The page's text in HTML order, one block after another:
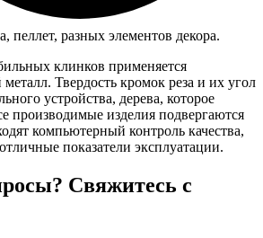
пеллет, разных элементов декора.
клинков применяется
Твердость кромок реза и их угол
устройства, дерева, которое
производимые изделия подвергаются
компьютерный контроль качества,
показатели эксплуатации.
Свяжитесь с